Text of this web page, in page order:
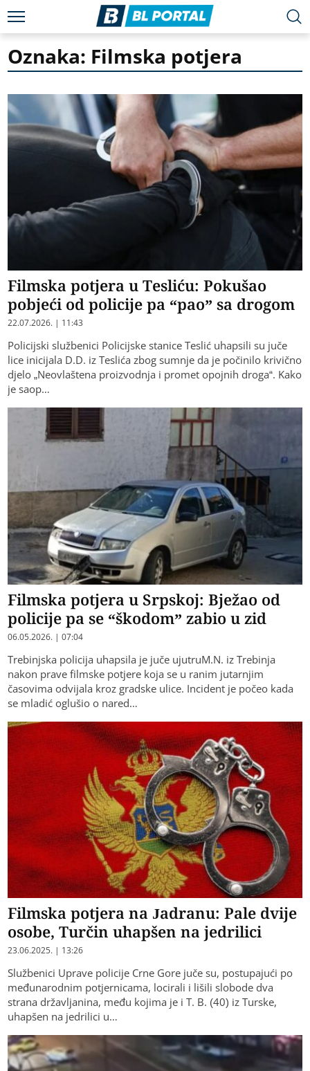
Oznaka: Filmska potjera
Filmska potjera u Tesliću: Pokušao
pobjeći od policije pa “pao” sa drogom
22.07.2026. | 11:43
Policijski službenici Policijske stanice Teslić uhapsili su juče
lice inicijala D.D. iz Teslića zbog sumnje da je počinilo krivično
djelo „Neovlaštena proizvodnja i promet opojnih droga“. Kako
je saop…
Filmska potjera u Srpskoj: Bježao od
policije pa se “škodom” zabio u zid
06.05.2026. | 07:04
Trebinjska policija uhapsila je juče ujutruM.N. iz Trebinja
nakon prave filmske potjere koja se u ranim jutarnjim
časovima odvijala kroz gradske ulice. Incident je počeo kada
se mladić oglušio o nared…
Filmska potjera na Jadranu: Pale dvije
osobe, Turčin uhapšen na jedrilici
23.06.2025. | 13:26
Službenici Uprave policije Crne Gore juče su, postupajući po
međunarodnim potjernicama, locirali i lišili slobode dva
strana državljanina, među kojima je i T. B. (40) iz Turske,
uhapšen na jedrilici u…